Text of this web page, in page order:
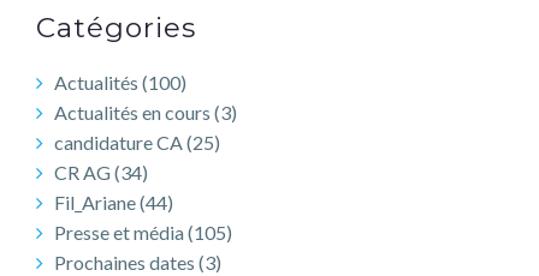
Catégories
Actualités (100)
Actualités en cours (3)
candidature CA(25)
CR AG(34)
Fil_Ariane(44)
Presse et média(105)
Prochaines dates (3)